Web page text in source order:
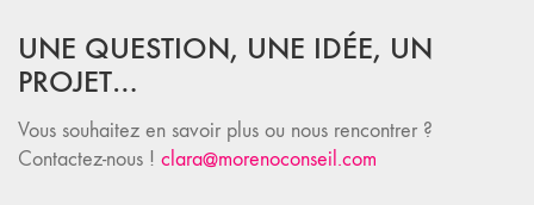
UNE QUESTION, UNE IDÉE, UN
PROJET…
Vous souhaitez en savoir plus ou nous rencontrer ?
Contactez-nous ! clara@morenoconseil.com